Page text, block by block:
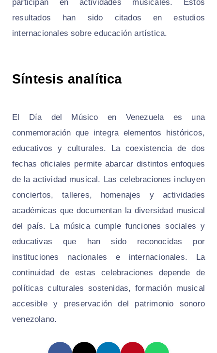
participan en actividades musicales. Estos
resultados han sido citados en estudios
internacionales sobre educación artística.
Síntesis analítica
El Día del Músico en Venezuela es una
conmemoración que integra elementos históricos,
educativos y culturales. La coexistencia de dos
fechas oficiales permite abarcar distintos enfoques
de la actividad musical. Las celebraciones incluyen
conciertos, talleres, homenajes y actividades
académicas que documentan la diversidad musical
del país. La música cumple funciones sociales y
educativas que han sido reconocidas por
instituciones nacionales e internacionales. La
continuidad de estas celebraciones depende de
políticas culturales sostenidas, formación musical
accesible y preservación del patrimonio sonoro
venezolano.